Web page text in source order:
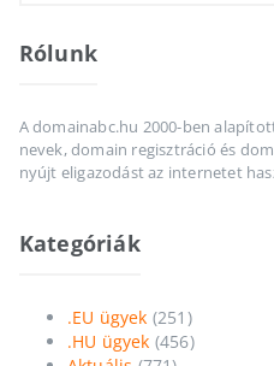
Rólunk
A domainabc.hu 2000-ben
nevek, domain regisztráció és
nyújt eligazodást az internetet
Kategóriák
.EU ügyek (251)
.HU ügyek (456)